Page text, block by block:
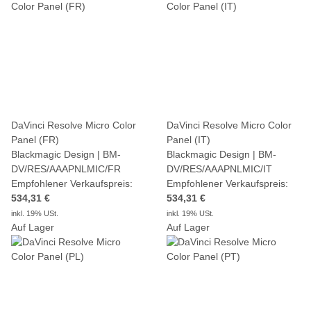
DaVinci Resolve Micro Color
Panel (FR)
Blackmagic Design | BM-
DV/RES/AAAPNLMIC/FR
Empfohlener Verkaufspreis:
534,31 €
inkl. 19% USt.
Auf Lager
DaVinci Resolve Micro Color
Panel (IT)
Blackmagic Design | BM-
DV/RES/AAAPNLMIC/IT
Empfohlener Verkaufspreis:
534,31 €
inkl. 19% USt.
Auf Lager